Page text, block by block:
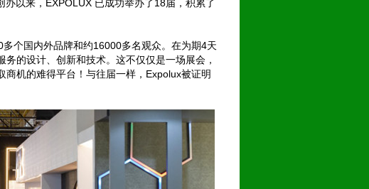
以来，EXPOLUX 已成功举办了18届，积累了
个国内外品牌和约16000多名观众。在为期4天
的设计、创新和技术。这不仅仅是一场展会，
机的难得平台！与往届一样，Expolux被证明